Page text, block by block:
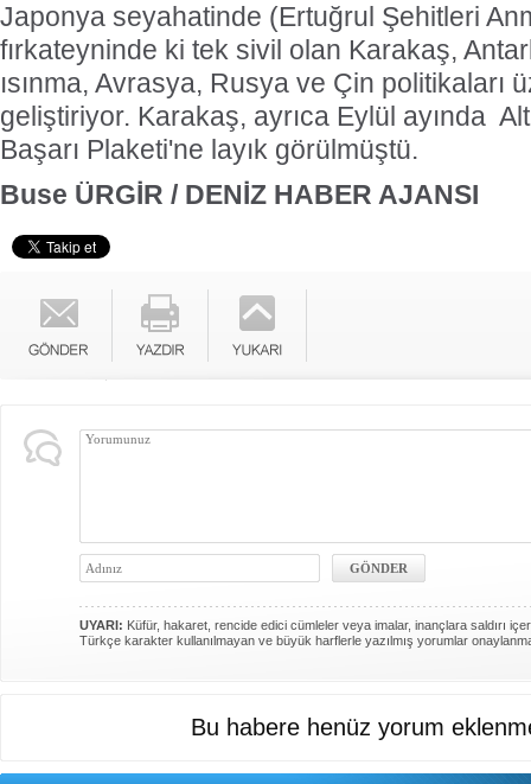
Japonya seyahatinde (Ertuğrul Şehitleri
fırkateyninde ki tek sivil olan Karakaş,
ısınma, Avrasya, Rusya ve Çin politikaları
geliştiriyor. Karakaş, ayrıca Eylül ayında
Başarı Plaketi'ne layık görülmüştü.
Buse ÜRGİR / DENİZ HABER AJANSI
UYARI: Küfür, hakaret, rencide edici cümleler veya imalar, inançlara saldırı
Türkçe karakter kullanılmayan ve büyük harflerle yazılmış yorumlar
Bu habere henüz yorum